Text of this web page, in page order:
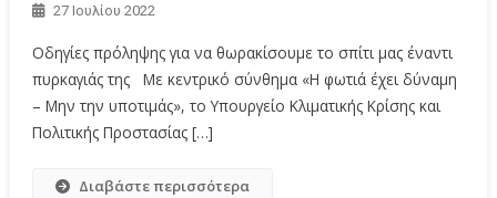
27 Ιουλίου 2022
Οδηγίες πρόληψης για να θωρακίσουμε το σπίτι μας έναντι
πυρκαγιάς της Με κεντρικό σύνθημα «Η φωτιά έχει δύναμη
– Μην την υποτιμάς», το Υπουργείο Κλιματικής Κρίσης και
Πολιτικής Προστασίας […]
Διαβάστε περισσότερα